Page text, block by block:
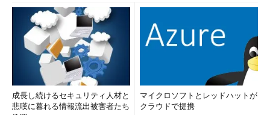
成長し続けるセキュリティ人材と
悲嘆に暮れる情報流出被害者たち
マイクロソフトとレッドハットが
クラウドで提携